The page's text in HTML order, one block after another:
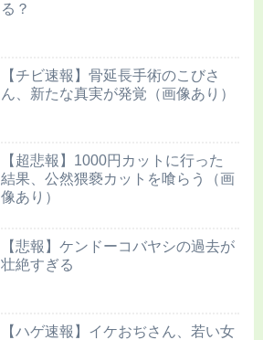
る？
【チビ速報】骨延長手術のこびさ
ん、新たな真実が発覚（画像あり）
【超悲報】1000円カットに行った
結果、公然猥褻カットを喰らう（画
像あり）
【悲報】ケンドーコバヤシの過去が
壮絶すぎる
【ハゲ速報】イケおぢさん、若い女